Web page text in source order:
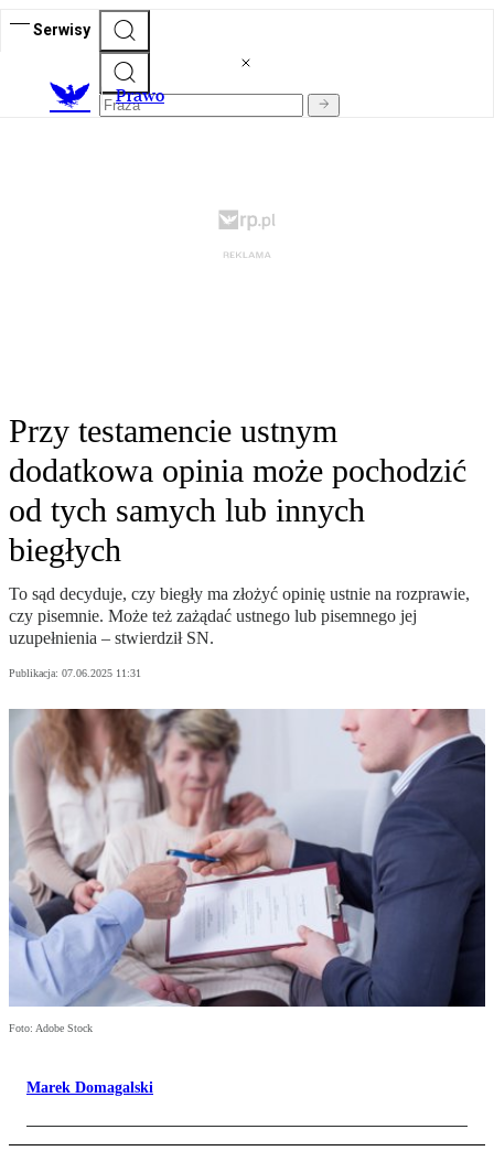
Serwisy
Prawo
Przy testamencie ustnym
dodatkowa opinia może pochodzić
od tych samych lub innych
biegłych
To sąd decyduje, czy biegły ma złożyć opinię ustnie na rozprawie,
czy pisemnie. Może też zażądać ustnego lub pisemnego jej
uzupełnienia – stwierdził SN.
Publikacja: 07.06.2025 11:31
Foto: Adobe Stock
Marek Domagalski